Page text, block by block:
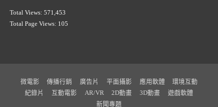
Total Views: 571,453
Total Page Views: 105
微電影 傳播行銷 廣告片 平面攝影 應用軟體
環境互動
紀錄片
互動電影 AR/VR 2D動畫 3D動畫
遊戲軟體
新聞專題